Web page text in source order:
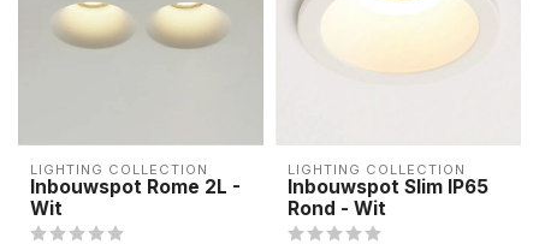
LIGHTING COLLECTION
Inbouwspot Rome 2L -
Wit
LIGHTING COLLECTION
Inbouwspot Slim IP65
Rond - Wit